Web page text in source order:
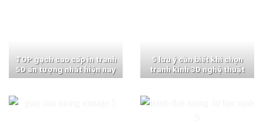
TOP gạch cao cấp in tranh
5D ấn tượng nhất hiện nay
5 lưu ý cần biết khi chọn
tranh kính 3D nghệ thuật